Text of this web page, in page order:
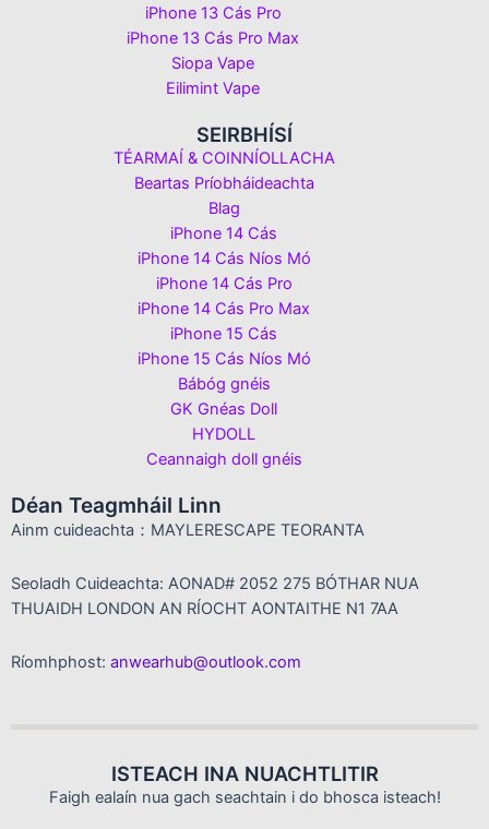
iPhone 13 Cás Pro
iPhone 13 Cás Pro Max
Siopa Vape
Eilimint Vape
SEIRBHÍSÍ
TÉARMAÍ & COINNÍOLLACHA
Beartas Príobháideachta
Blag
iPhone 14 Cás
iPhone 14 Cás Níos Mó
iPhone 14 Cás Pro
iPhone 14 Cás Pro Max
iPhone 15 Cás
iPhone 15 Cás Níos Mó
Bábóg gnéis
GK Gnéas Doll
HYDOLL
Ceannaigh doll gnéis
Déan Teagmháil Linn
Ainm cuideachta：MAYLERESCAPE TEORANTA
Seoladh Cuideachta: AONAD# 2052 275 BÓTHAR NUA
THUAIDH LONDON AN RÍOCHT AONTAITHE N1 7AA
Ríomhphost: anwearhub@outlook.com
ISTEACH INA NUACHTLITIR
Faigh ealaín nua gach seachtain i do bhosca isteach!